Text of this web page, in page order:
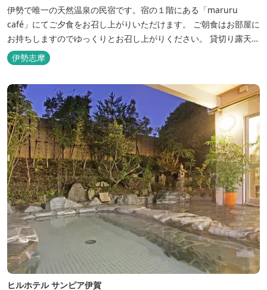
伊勢で唯一の天然温泉の民宿です。宿の１階にある「maruru
café」にてご夕食をお召し上がりいただけます。 ご朝食はお部屋に
お持ちしますのでゆっくりとお召し上がりください。 貸切り露天風
呂完備、駅近、夫婦岩まで徒歩15分です。
伊勢志摩
ヒルホテル サンピア伊賀